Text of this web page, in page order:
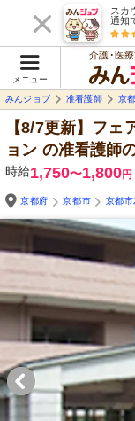
スカ
通知
メニュー
介護･医
みんジョブ
准看護師 京
【8/7更新】フ
ョン の准看護師
時給1,750〜1,800円
京都府
京都市 京都